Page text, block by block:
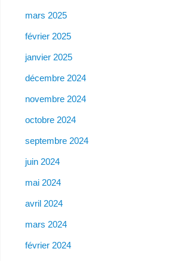
mars 2025
février 2025
janvier 2025
décembre 2024
novembre 2024
octobre 2024
septembre 2024
juin 2024
mai 2024
avril 2024
mars 2024
février 2024